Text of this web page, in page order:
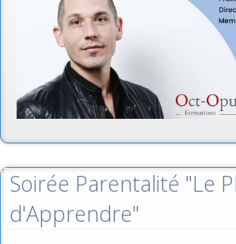
Soirée Parentalité "Le
d'Apprendre"